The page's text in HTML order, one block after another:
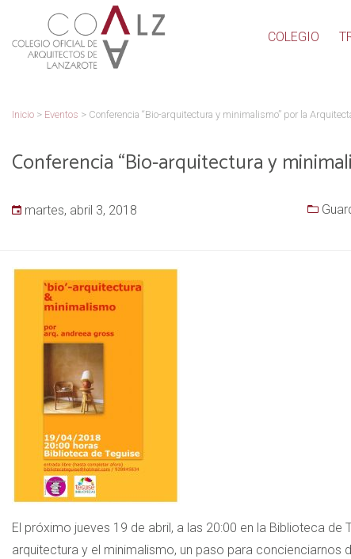
COLEGIO
Inicio > Eventos > Conferencia “Bio-arquitectura y minimalismo” por la
Conferencia “Bio-arquitectura y
martes, abril 3, 2018
El próximo jueves 19 de abril, a las 20:00 en la Biblioteca
arquitectura y el minimalismo, un paso para